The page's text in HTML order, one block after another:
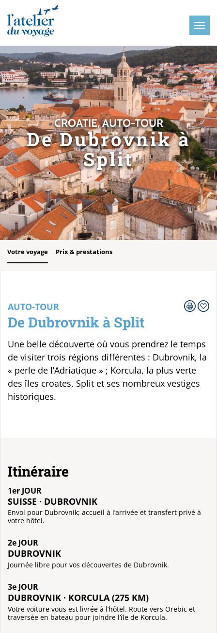
CROATIE, AUTO-TOUR
De Dubrovnik à
Split
Votre voyage Prix & prestations
AUTO-TOUR
De Dubrovnik à Split
Une belle découverte où vous prendrez le temps
de visiter trois régions différentes : Dubrovnik, la
« perle de l’Adriatique » ; Korcula, la plus verte
des îles croates, Split et ses nombreux vestiges
historiques.
Itinéraire
1er JOUR
SUISSE · DUBROVNIK
Envol pour Dubrovnik; accueil à l’arrivée et transfert privé à
votre hôtel.
2e JOUR
DUBROVNIK
Journée libre pour vos découvertes de Dubrovnik.
3e JOUR
DUBROVNIK · KORCULA (275 KM)
Votre voiture vous est livrée à l’hôtel. Route vers Orebic et
traversée en bateau pour joindre l’île de Korcula.
Panneau de gestion des cookies